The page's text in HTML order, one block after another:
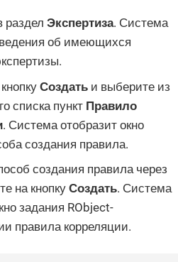
раздел Экспертиза. Система
об имеющихся
Создать и выберите из
списка пункт Правило
. Система отобразит окно
создания правила.
создания правила через
на кнопку Создать. Система
задания RObject-
правила корреляции.